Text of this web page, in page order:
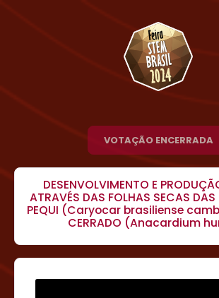
VOTAÇÃO ENCERRADA
DESENVOLVIMENTO E
ATRAVÉS DAS FOLHAS SECAS
PEQUI (Caryocar brasiliense camb
CERRADO (Anacardium